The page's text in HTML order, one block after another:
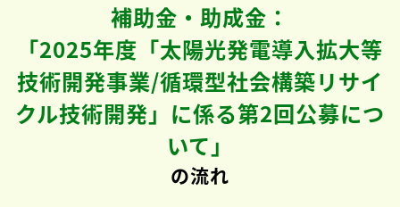
補助金・助成金：
「2025年度「太陽光発電導入拡大等
技術開発事業/循環型社会構築リサイ
クル技術開発」に係る第2回公募につ
いて」
の流れ